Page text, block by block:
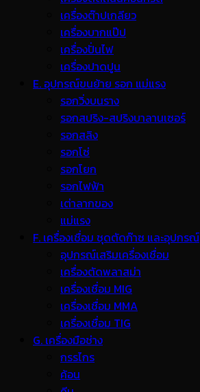
เครื่องต๊าปเกลียว
เครื่องบากแป๊ป
เครื่องปั่นไฟ
เครื่องปาดปูน
E. อุปกรณ์ขนย้าย รอก แม่แรง
รอกวิ่งบนราง
รอกสปริง-สปริงบาลานเซอร์
รอกสลิง
รอกโซ่
รอกโยก
รอกไฟฟ้า
เต่าลากของ
แม่แรง
F. เครื่องเชื่อม ชุดตัดก๊าซ และอุปกรณ์
อุปกรณ์เสริมเครื่องเชื่อม
เครื่องตัดพลาสม่า
เครื่องเชื่อม MIG
เครื่องเชื่อม MMA
เครื่องเชื่อม TIG
G. เครื่องมือช่าง
กรรไกร
ค้อน